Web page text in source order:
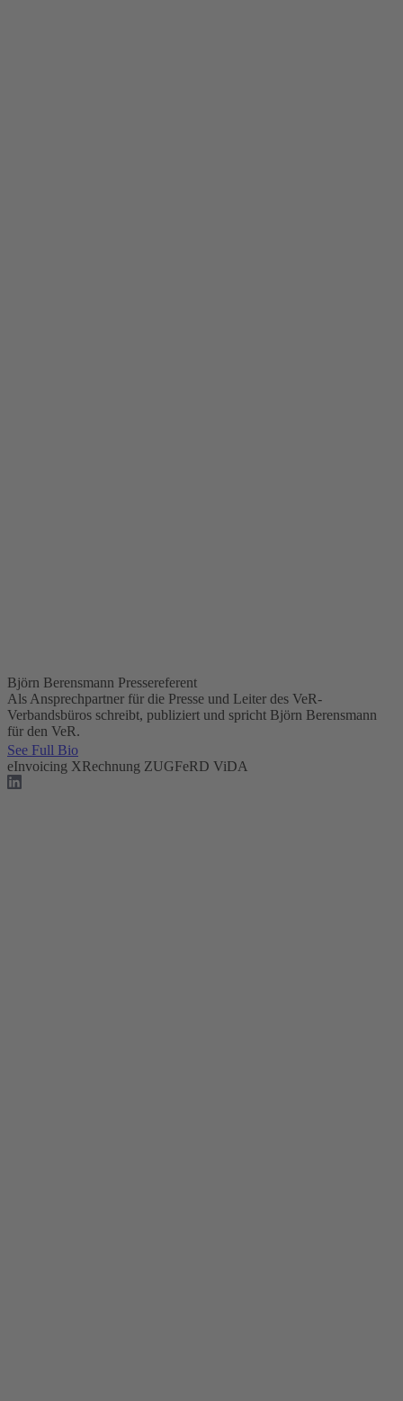
Björn Berensmann Pressereferent
Als Ansprechpartner für die Presse und Leiter des VeR-
Verbandsbüros schreibt, publiziert und spricht Björn Berensmann
für den VeR.
See Full Bio
eInvoicing XRechnung ZUGFeRD ViDA